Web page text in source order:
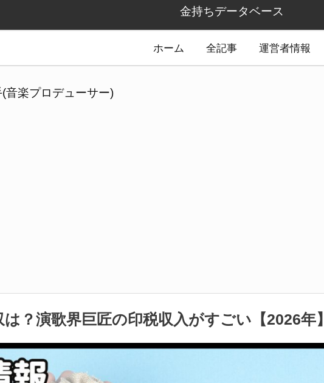
金持ちデータベース
ホーム 全記事 運営者情報
音楽プロデューサー)
？演歌界巨匠の印税収入がすごい【2026年】